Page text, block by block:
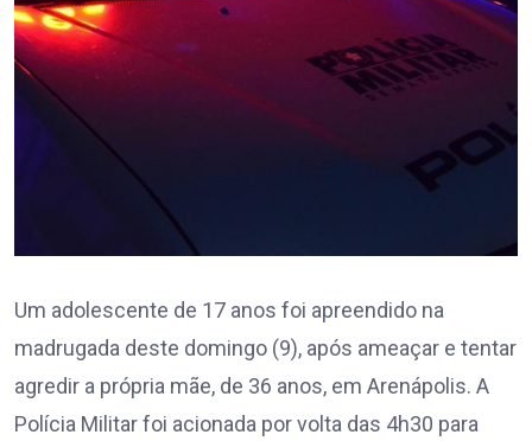
Um adolescente de 17 anos foi apreendido na
madrugada deste domingo (9), após ameaçar e tentar
agredir a própria mãe, de 36 anos, em Arenápolis. A
Polícia Militar foi acionada por volta das 4h30 para